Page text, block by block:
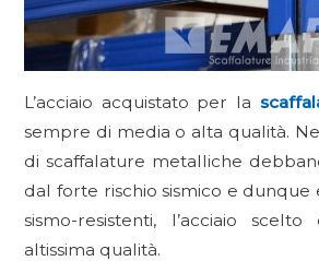
L’acciaio acquistato per la
sempre di media o alta qualità.
di scaffalature metalliche
dal forte rischio sismico e dunque
sismo-resistenti, l’acciaio
altissima qualità.